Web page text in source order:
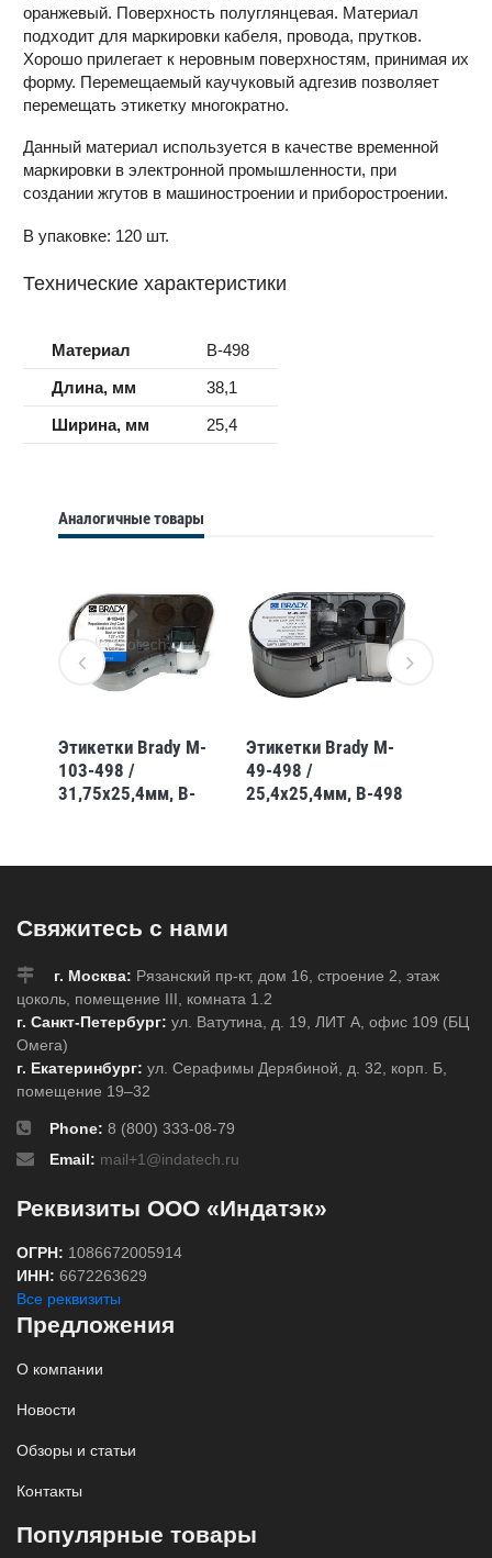
оранжевый. Поверхность полуглянцевая. Материал
подходит для маркировки кабеля, провода, прутков.
Хорошо прилегает к неровным поверхностям, принимая их
форму. Перемещаемый каучуковый адгезив позволяет
перемещать этикетку многократно.
Данный материал используется в качестве временной
маркировки в электронной промышленности, при
создании жгутов в машиностроении и приборостроении.
В упаковке: 120 шт.
Технические характеристики
Материал
B-498
Длина, мм
38,1
Ширина, мм
25,4
Аналогичные товары
Этикетки Brady M-
103-498 /
31,75x25,4мм, B-
Этикетки Brady M-
49-498 /
25,4x25,4мм, B-498
Свяжитесь с нами
г. Москва: Рязанский пр-кт, дом 16, строение 2, этаж
цоколь, помещение III, комната 1.2
г. Санкт-Петербург: ул. Ватутина, д. 19, ЛИТ А, офис 109 (БЦ
Омега)
г. Екатеринбург: ул. Серафимы Дерябиной, д. 32, корп. Б,
помещение 19–32
Phone: 8 (800) 333-08-79
Email: mail+1@indatech.ru
Реквизиты ООО «Индатэк»
ОГРН: 1086672005914
ИНН: 6672263629
Все реквизиты
Предложения
О компании
Новости
Обзоры и статьи
Контакты
Популярные товары